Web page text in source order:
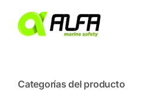
content
Categorías del producto